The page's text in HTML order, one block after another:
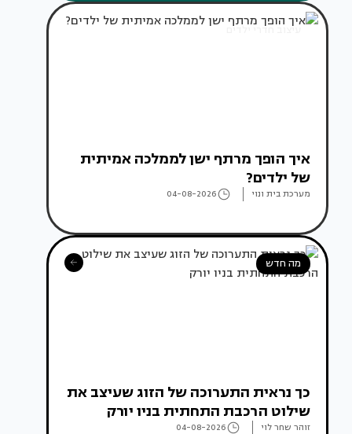
עיצוב חדרי ילדים
איך הופך מרתף ישן לממלכה אמיתית
של ילדים?
מערכת בית ונוי 04-08-2026
מה חדש
כך נראית התערוכה של הזוג שעיצב את
שילוט הרכבת התחתית בניו יורק
זוהר שחר לוי 04-08-2026